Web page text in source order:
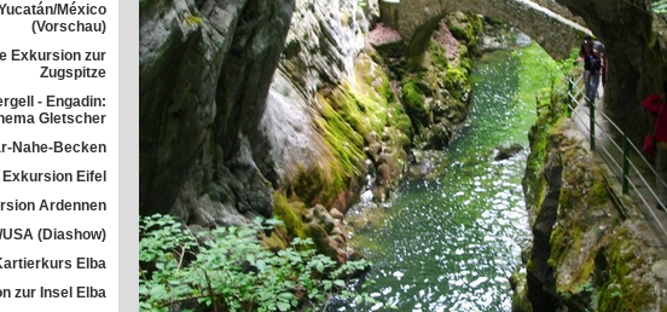
México
(Vorschau)
Exkursion zur
Zugspitze
- Engadin:
Gletscher
Nahe-Becken
Exkursion Eifel
Ardennen
(Diashow)
Elba
zur Insel Elba